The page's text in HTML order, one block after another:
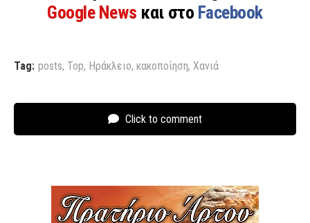
Google News και στο Facebook
Tag: posts, Top, Ηράκλειο, κακοποίηση, Χανιά
Click to comment